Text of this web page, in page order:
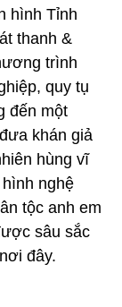
hình Tỉnh
thanh &
trình
quy tụ
đến một
khán giả
hùng vĩ
nghệ
tộc anh em
sâu sắc
đây.